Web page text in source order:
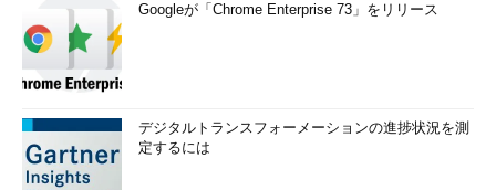
Googleが「Chrome Enterprise 73」をリリース
デジタルトランスフォーメーションの進捗状況を測
定するには